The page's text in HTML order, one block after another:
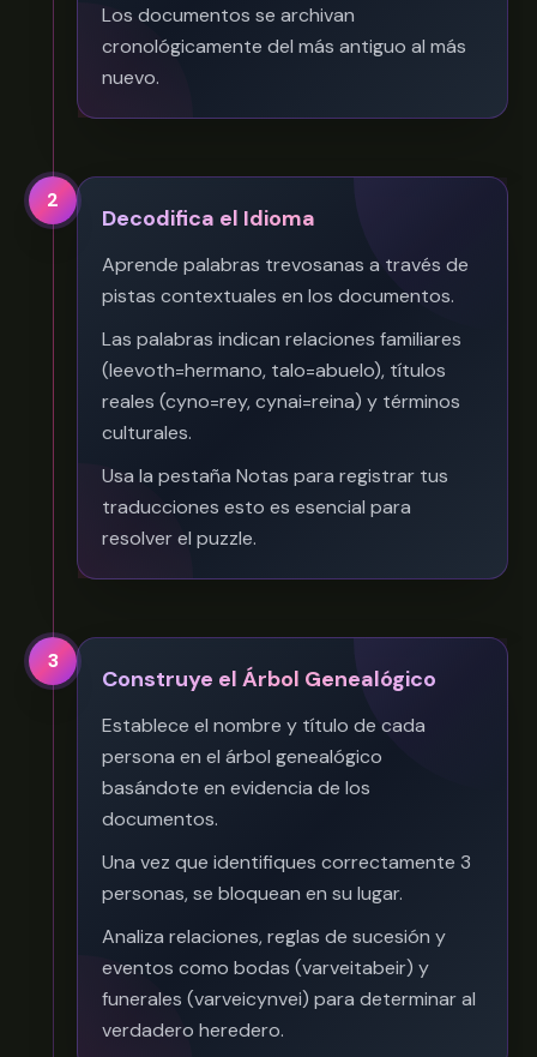
Los documentos se archivan
cronológicamente del más antiguo al más
nuevo.
2
Decodifica el Idioma
Aprende palabras trevosanas a través de
pistas contextuales en los documentos.
Las palabras indican relaciones familiares
(leevoth=hermano, talo=abuelo), títulos
reales (cyno=rey, cynai=reina) y términos
culturales.
Usa la pestaña Notas para registrar tus
traducciones esto es esencial para
resolver el puzzle.
3
Construye el Árbol Genealógico
Establece el nombre y título de cada
persona en el árbol genealógico
basándote en evidencia de los
documentos.
Una vez que identifiques correctamente 3
personas, se bloquean en su lugar.
Analiza relaciones, reglas de sucesión y
eventos como bodas (varveitabeir) y
funerales (varveicynvei) para determinar al
verdadero heredero.